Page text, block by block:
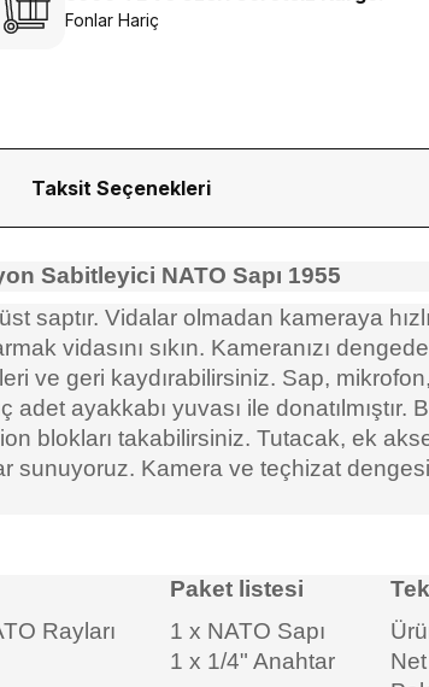
Fonlar Hariç
Taksit Seçenekleri
Sabitleyici NATO Sapı 1955
saptır. Vidalar olmadan kameraya
vidasını sıkın. Kameranızı
ve geri kaydırabilirsiniz. Sap,
ayakkabı yuvası ile donatılmıştır.
blokları takabilirsiniz. Tutacak, ek
sunuyoruz. Kamera ve teçhizat
Rayları
Paket listesi
1 x NATO Sapı
1 x 1/4" Anahtar